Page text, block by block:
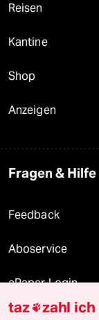
Reisen
Kantine
Shop
Anzeigen
Fragen & Hilfe
Feedback
Aboservice
ePaper Login
Downloads für
taz zahl ich